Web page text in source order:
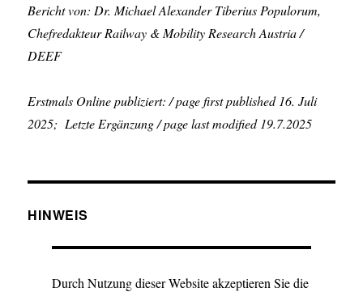
Bericht von: Dr. Michael Alexander Tiberius Populorum,
Chefredakteur Railway & Mobility Research Austria /
DEEF
Erstmals Online publiziert: / page first published 16. Juli
2025; Letzte Ergänzung / page last modified 19.7.2025
HINWEIS
Durch Nutzung dieser Website akzeptieren Sie die